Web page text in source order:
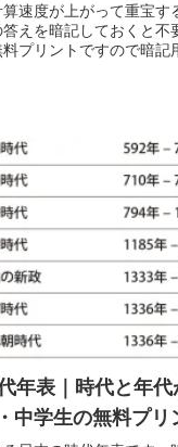
速度が上がって重宝す
えを暗記しておくと不
プリントですので暗記
年表｜時代と年
中学生の無料プリ